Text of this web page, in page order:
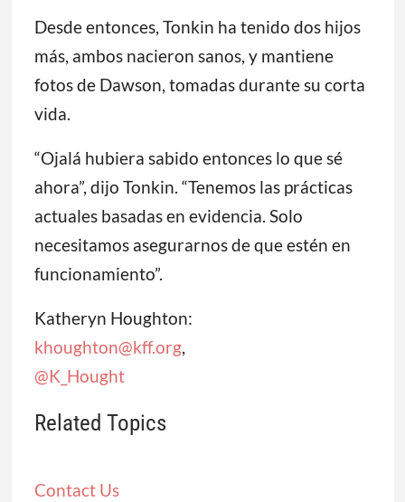
Desde entonces, Tonkin ha tenido dos hijos
más, ambos nacieron sanos, y mantiene
fotos de Dawson, tomadas durante su corta
vida.
“Ojalá hubiera sabido entonces lo que sé
ahora”, dijo Tonkin. “Tenemos las prácticas
actuales basadas en evidencia. Solo
necesitamos asegurarnos de que estén en
funcionamiento”.
Katheryn Houghton:
khoughton@kff.org,
@K_Hought
Related Topics
Contact Us